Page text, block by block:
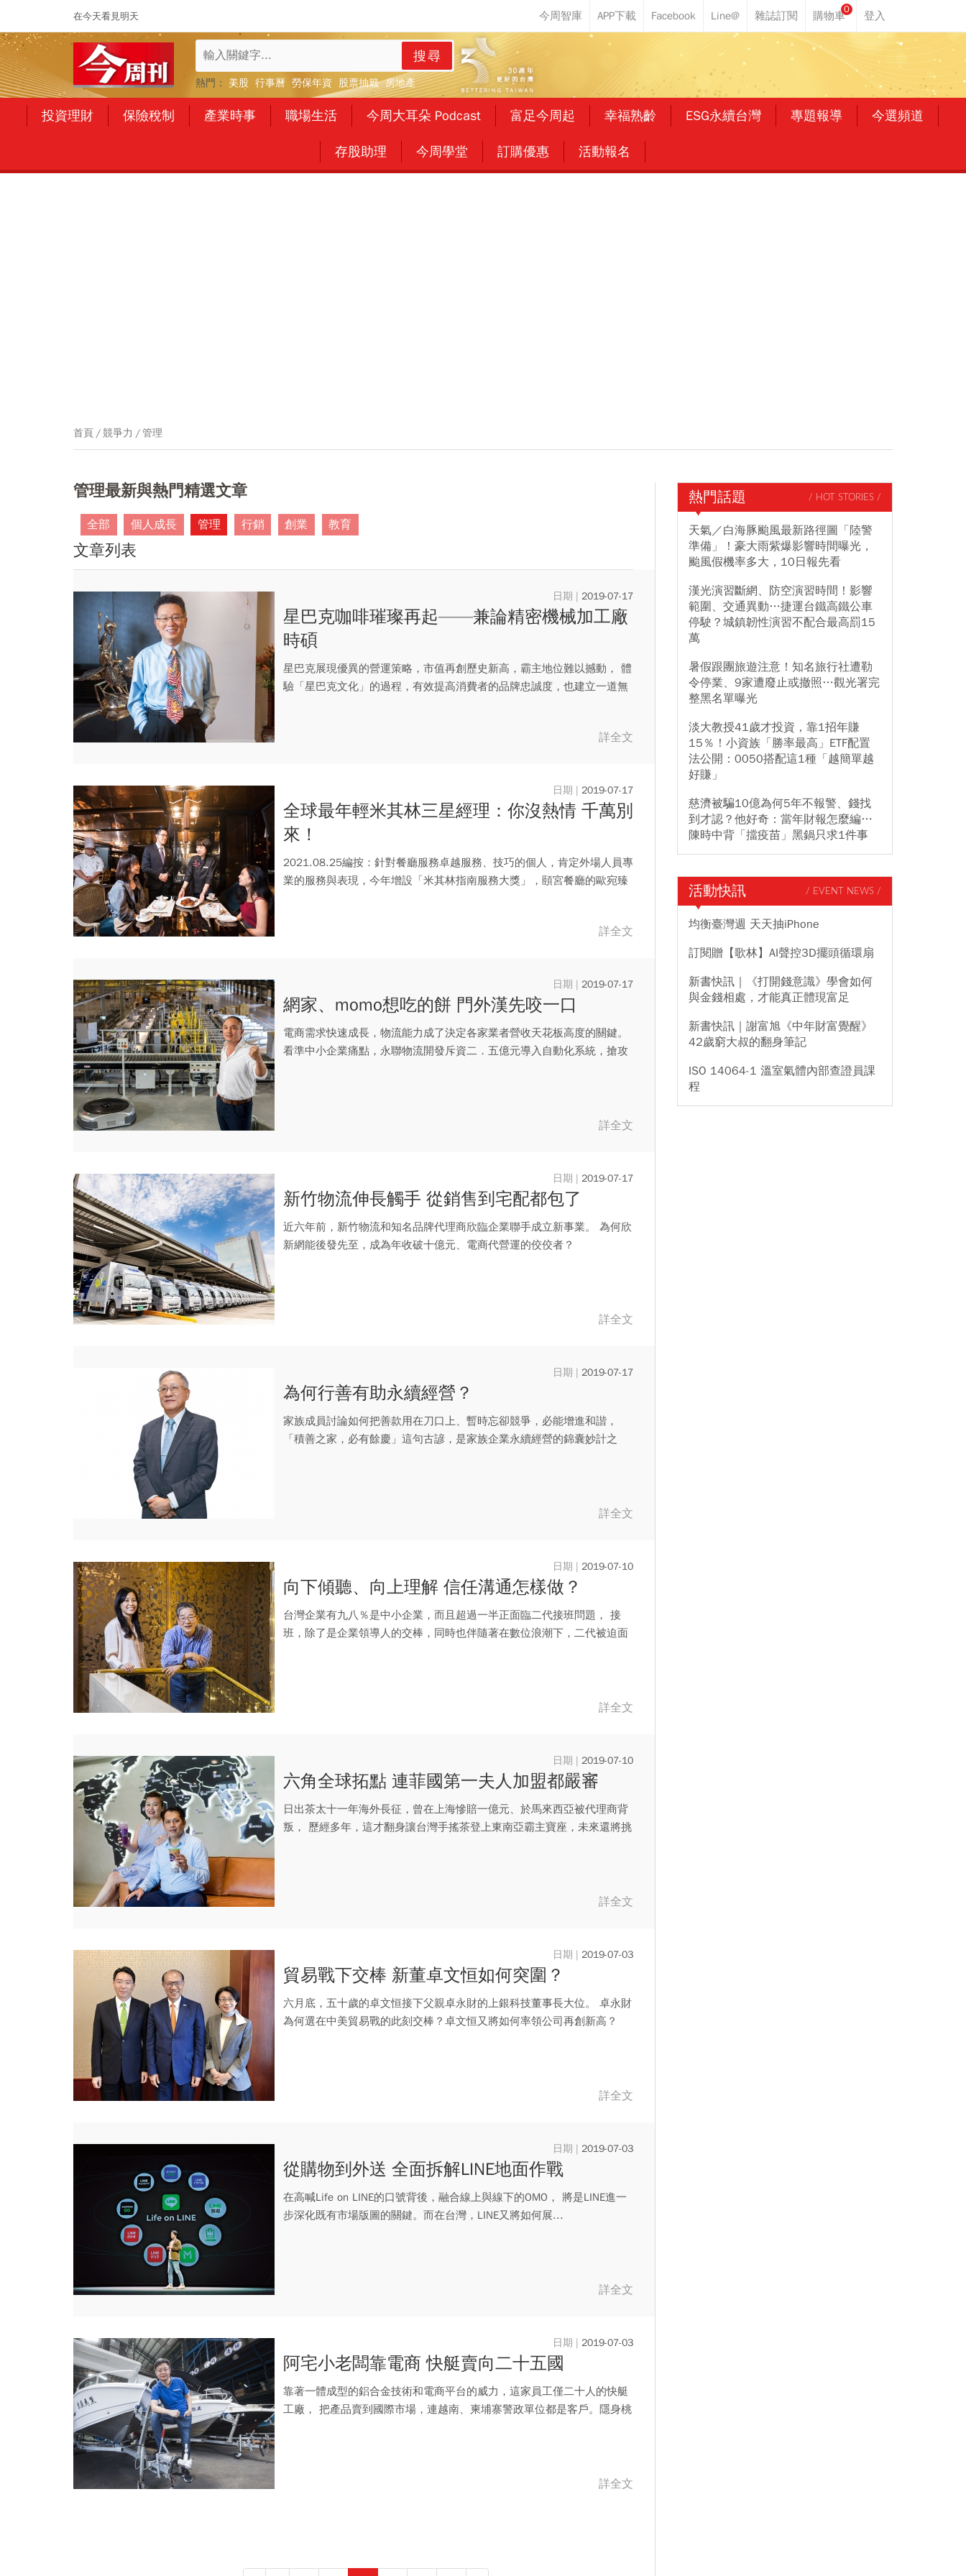
在今天看見明天
0
搜尋
熱門： 美股 行事曆 勞保年資 股票抽籤 房地產
投資理財 保險稅制 產業時事 職場生活 今周大耳朵 Podcast 富足今周起 幸福熟齡 ESG永續台灣 專題報導 今選頻道
存股助理 今周學堂 訂購優惠 活動報名
首頁 競爭力 管理
管理最新與熱門精選文章
全部 個人成長 管理 行銷 創業 教育
文章列表
2019-07-17
星巴克咖啡璀璨再起——兼論精密機械加工廠
時碩
星巴克展現優異的營運策略，市值再創歷史新高，霸主地位難以撼動， 體
驗「星巴克文化」的過程，有效提高消費者的品牌忠誠度，也建立一道無
詳全文
2019-07-17
全球最年輕米其林三星經理：你沒熱情 千萬別
來！
2021.08.25編按：針對餐廳服務卓越服務、技巧的個人，肯定外場人員專
業的服務與表現，今年增設「米其林指南服務大獎」，頤宮餐廳的歐宛臻
詳全文
2019-07-17
網家、momo想吃的餅 門外漢先咬一口
電商需求快速成長，物流能力成了決定各家業者營收天花板高度的關鍵。
看準中小企業痛點，永聯物流開發斥資二．五億元導入自動化系統，搶攻
詳全文
2019-07-17
新竹物流伸長觸手 從銷售到宅配都包了
近六年前，新竹物流和知名品牌代理商欣臨企業聯手成立新事業。 為何欣
新網能後發先至，成為年收破十億元、電商代營運的佼佼者？
詳全文
2019-07-17
為何行善有助永續經營？
家族成員討論如何把善款用在刀口上、暫時忘卻競爭，必能增進和諧，
「積善之家，必有餘慶」這句古諺，是家族企業永續經營的錦囊妙計之
詳全文
2019-07-10
向下傾聽、向上理解 信任溝通怎樣做？
台灣企業有九八％是中小企業，而且超過一半正面臨二代接班問題， 接
班，除了是企業領導人的交棒，同時也伴隨著在數位浪潮下，二代被迫面
詳全文
2019-07-10
六角全球拓點 連菲國第一夫人加盟都嚴審
日出茶太十一年海外長征，曾在上海慘賠一億元、於馬來西亞被代理商背
叛， 歷經多年，這才翻身讓台灣手搖茶登上東南亞霸主寶座，未來還將挑
詳全文
2019-07-03
貿易戰下交棒 新董卓文恒如何突圍？
六月底，五十歲的卓文恒接下父親卓永財的上銀科技董事長大位。 卓永財
為何選在中美貿易戰的此刻交棒？卓文恒又將如何率領公司再創新高？
詳全文
2019-07-03
從購物到外送 全面拆解LINE地面作戰
在高喊Life on LINE的口號背後，融合線上與線下的OMO， 將是LINE進一
步深化既有市場版圖的關鍵。而在台灣，LINE又將如何展...
詳全文
2019-07-03
阿宅小老闆靠電商 快艇賣向二十五國
靠著一體成型的鋁合金技術和電商平台的威力，這家員工僅二十人的快艇
工廠， 把產品賣到國際市場，連越南、柬埔寨警政單位都是客戶。隱身桃
詳全文
熱門話題 / HOT STORIES /
天氣／白海豚颱風最新路徑圖「陸警
準備」！豪大雨紫爆影響時間曝光，
颱風假機率多大，10日報先看
漢光演習斷網、防空演習時間！影響
範圍、交通異動…捷運台鐵高鐵公車
停駛？城鎮韌性演習不配合最高罰15
萬
暑假跟團旅遊注意！知名旅行社遭勒
令停業、9家遭廢止或撤照…觀光署完
整黑名單曝光
淡大教授41歲才投資，靠1招年賺
15％！小資族「勝率最高」ETF配置
法公開：0050搭配這1種「越簡單越
好賺」
慈濟被騙10億為何5年不報警、錢找
到才認？他好奇：當年財報怎麼編…
陳時中背「擋疫苗」黑鍋只求1件事
活動快訊 / EVENT NEWS /
均衡臺灣週 天天抽iPhone
訂閱贈【歌林】AI聲控3D擺頭循環扇
新書快訊｜《打開錢意識》學會如何
與金錢相處，才能真正體現富足
新書快訊｜謝富旭《中年財富覺醒》
42歲窮大叔的翻身筆記
ISO 14064-1 溫室氣體內部查證員課
程